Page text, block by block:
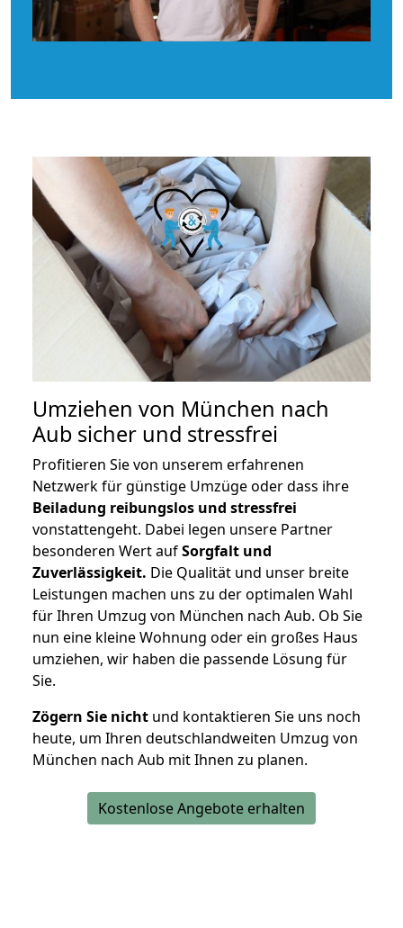
Umziehen von München nach
Aub sicher und stressfrei
Profitieren Sie von unserem erfahrenen
Netzwerk für günstige Umzüge oder dass ihre
Beiladung reibungslos und stressfrei
vonstattengeht. Dabei legen unsere Partner
besonderen Wert aufSorgfalt und
Zuverlässigkeit. Die Qualität und unser breite
Leistungen machen uns zu der optimalen Wahl
für Ihren Umzug von München nach Aub. Ob Sie
nun eine kleine Wohnung oder ein großes Haus
umziehen, wir haben die passende Lösung für
Sie.
Zögern Sie nicht und kontaktieren Sie uns noch
heute, um Ihren deutschlandweiten Umzug von
München nach Aub mit Ihnen zu planen.
Kostenlose Angebote erhalten